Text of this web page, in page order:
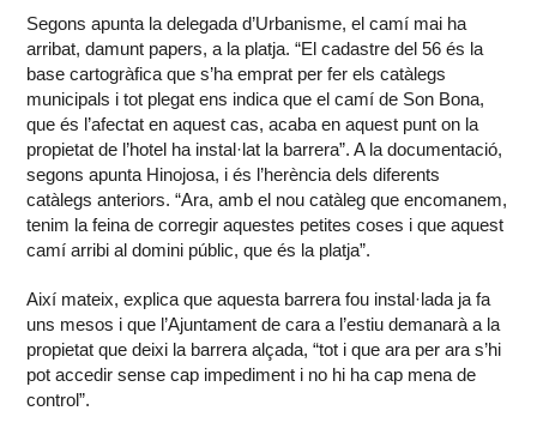
Segons apunta la delegada d’Urbanisme, el camí mai ha
arribat, damunt papers, a la platja. “El cadastre del 56 és la
base cartogràfica que s’ha emprat per fer els catàlegs
municipals i tot plegat ens indica que el camí de Son Bona,
que és l’afectat en aquest cas, acaba en aquest punt on la
propietat de l’hotel ha instal·lat la barrera”. A la documentació,
segons apunta Hinojosa, i és l’herència dels diferents
catàlegs anteriors. “Ara, amb el nou catàleg que encomanem,
tenim la feina de corregir aquestes petites coses i que aquest
camí arribi al domini públic, que és la platja”.
Així mateix, explica que aquesta barrera fou instal·lada ja fa
uns mesos i que l’Ajuntament de cara a l’estiu demanarà a la
propietat que deixi la barrera alçada, “tot i que ara per ara s’hi
pot accedir sense cap impediment i no hi ha cap mena de
control”.